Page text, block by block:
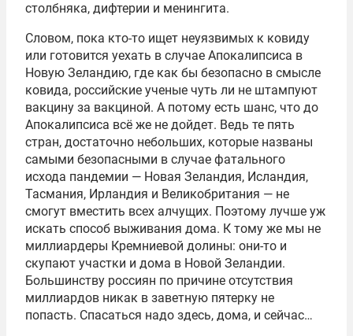
столбняка, дифтерии и менингита.
Словом, пока кто-то ищет неуязвимых к ковиду
или готовится уехать в случае Апокалипсиса в
Новую Зеландию, где как бы безопасно в смысле
ковида, российские ученые чуть ли не штампуют
вакцину за вакциной. А потому есть шанс, что до
Апокалипсиса всё же не дойдет. Ведь те пять
стран, достаточно небольших, которые названы
самыми безопасными в случае фатального
исхода пандемии — Новая Зеландия, Исландия,
Тасмания, Ирландия и Великобритания — не
смогут вместить всех алчущих. Поэтому лучше уж
искать способ выживания дома. К тому же мы не
миллиардеры Кремниевой долины: они-то и
скупают участки и дома в Новой Зеландии.
Большинству россиян по причине отсутствия
миллиардов никак в заветную пятерку не
попасть. Спасаться надо здесь, дома, и сейчас…